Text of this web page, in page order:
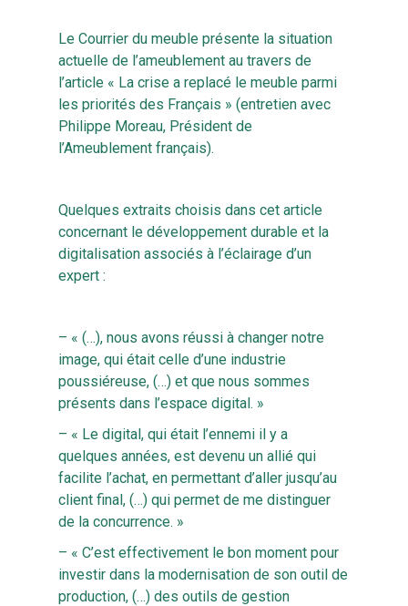
Le Courrier du meuble présente la situation
actuelle de l’ameublement au travers de
l’article « La crise a replacé le meuble parmi
les priorités des Français » (entretien avec
Philippe Moreau, Président de
l’Ameublement français).
Quelques extraits choisis dans cet article
concernant le développement durable et la
digitalisation associés à l’éclairage d’un
expert :
– « (…), nous avons réussi à changer notre
image, qui était celle d’une industrie
poussiéreuse, (…) et que nous sommes
présents dans l’espace digital. »
– « Le digital, qui était l’ennemi il y a
quelques années, est devenu un allié qui
facilite l’achat, en permettant d’aller jusqu’au
client final, (…) qui permet de me distinguer
de la concurrence. »
– « C’est effectivement le bon moment pour
investir dans la modernisation de son outil de
production, (…) des outils de gestion